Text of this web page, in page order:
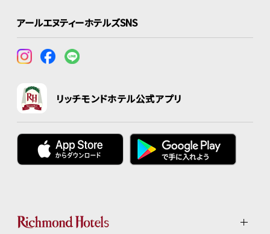
アールエヌティーホテルズSNS
リッチモンドホテル公式アプリ